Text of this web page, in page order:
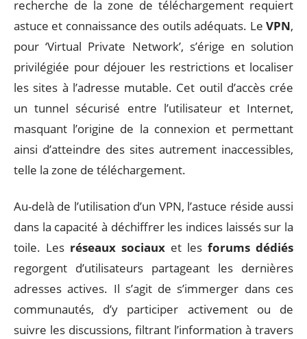
recherche de la zone de téléchargement requiert
astuce et connaissance des outils adéquats. Le VPN,
pour ‘Virtual Private Network’, s’érige en solution
privilégiée pour déjouer les restrictions et localiser
les sites à l’adresse mutable. Cet outil d’accès crée
un tunnel sécurisé entre l’utilisateur et Internet,
masquant l’origine de la connexion et permettant
ainsi d’atteindre des sites autrement inaccessibles,
telle la zone de téléchargement.
Au-delà de l’utilisation d’un VPN, l’astuce réside aussi
dans la capacité à déchiffrer les indices laissés sur la
toile. Les réseaux sociaux et les forums dédiés
regorgent d’utilisateurs partageant les dernières
adresses actives. Il s’agit de s’immerger dans ces
communautés, d’y participer activement ou de
suivre les discussions, filtrant l’information à travers